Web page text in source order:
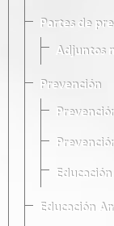
Partes de
Adjuntos
Prevención
Educación
Educación